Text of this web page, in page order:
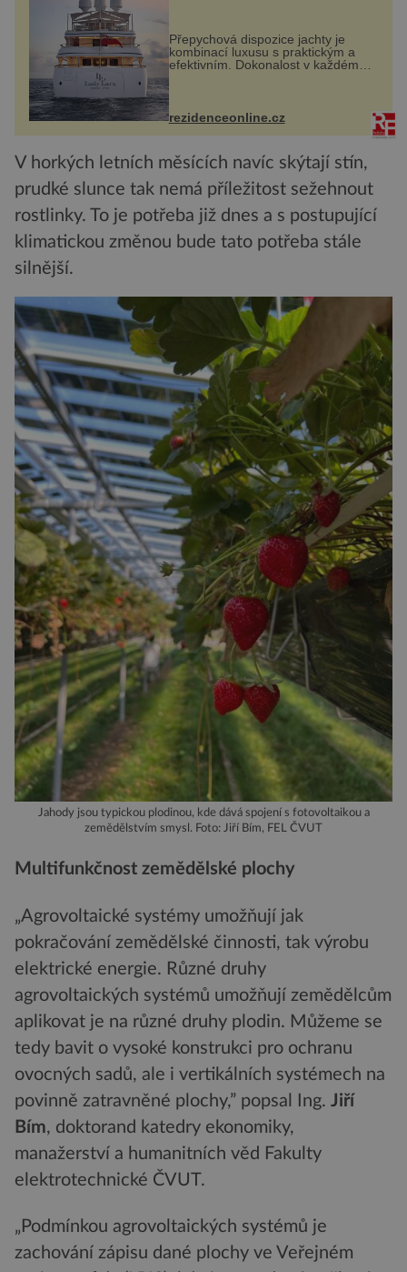
Přepychová dispozice jachty je
kombinací luxusu s praktickým a
efektivním. Dokonalost v každém
detailu představuje značka Fendi
Casa, kterou byly vybaveny její
paluby. Monacký přístav nabízí
každoročn...
rezidenceonline.cz
V horkých letních měsících navíc skýtají stín,
prudké slunce tak nemá příležitost sežehnout
rostlinky. To je potřeba již dnes a s postupující
klimatickou změnou bude tato potřeba stále
silnější.
Jahody jsou typickou plodinou, kde dává spojení s fotovoltaikou a
zemědělstvím smysl. Foto: Jiří Bím, FEL ČVUT
Multifunkčnost zemědělské plochy
„Agrovoltaické systémy umožňují jak
pokračování zemědělské činnosti, tak výrobu
elektrické energie. Různé druhy
agrovoltaických systémů umožňují zemědělcům
aplikovat je na různé druhy plodin. Můžeme se
tedy bavit o vysoké konstrukci pro ochranu
ovocných sadů, ale i vertikálních systémech na
povinně zatravněné plochy,” popsal Ing. Jiří
Bím, doktorand katedry ekonomiky,
manažerství a humanitních věd Fakulty
elektrotechnické ČVUT.
„Podmínkou agrovoltaických systémů je
zachování zápisu dané plochy ve Veřejném